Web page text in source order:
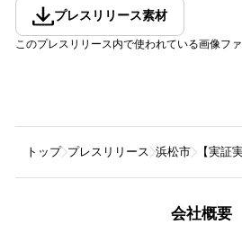
プレスリリース素材
このプレスリリース内で使われている画像フ
トップ プレスリリース 浜松市 【実証
会社概要